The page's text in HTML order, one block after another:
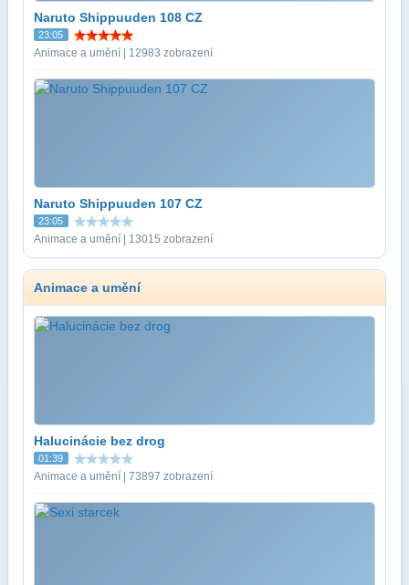
Naruto Shippuuden 108 CZ
23:05
Animace a umění | 12983 zobrazení
Naruto Shippuuden 107 CZ
23:05
Animace a umění | 13015 zobrazení
Animace a umění
Halucinácie bez drog
01:39
Animace a umění | 73897 zobrazení